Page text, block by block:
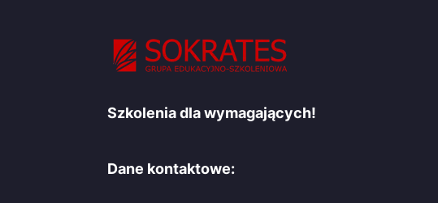
Szkolenia dla wymagających!
Dane kontaktowe: